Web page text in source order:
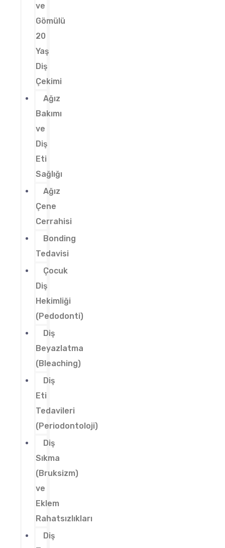
ve
Gömülü
20
Yaş
Diş
Çekimi
Ağız
Bakımı
ve
Diş
Eti
Sağlığı
Ağız
Çene
Cerrahisi
Bonding
Tedavisi
Çocuk
Diş
Hekimliği
(Pedodonti)
Diş
Beyazlatma
(Bleaching)
Diş
Eti
Tedavileri
(Periodontoloji)
Diş
Sıkma
(Bruksizm)
ve
Eklem
Rahatsızlıkları
Diş